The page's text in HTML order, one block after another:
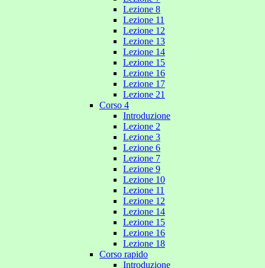
Lezione 8
Lezione 11
Lezione 12
Lezione 13
Lezione 14
Lezione 15
Lezione 16
Lezione 17
Lezione 21
Corso 4
Introduzione
Lezione 2
Lezione 3
Lezione 6
Lezione 7
Lezione 9
Lezione 10
Lezione 11
Lezione 12
Lezione 14
Lezione 15
Lezione 16
Lezione 18
Corso rapido
Introduzione